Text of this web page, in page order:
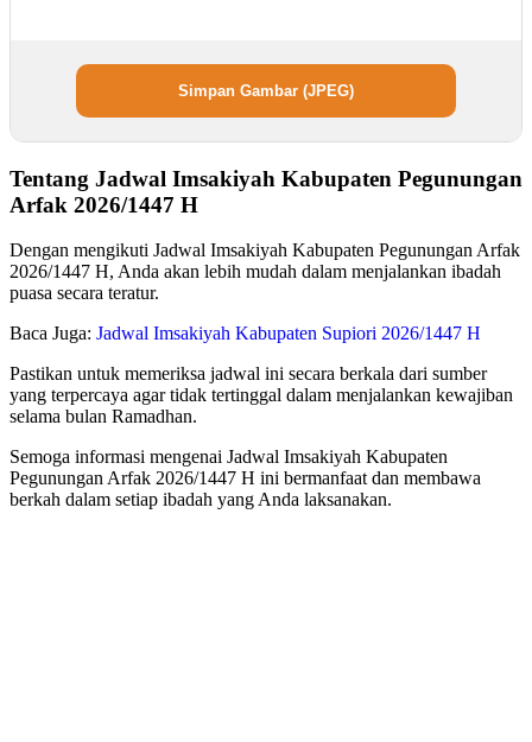
Simpan Gambar (JPEG)
Tentang Jadwal Imsakiyah Kabupaten Pegunungan
Arfak 2026/1447 H
Dengan mengikuti Jadwal Imsakiyah Kabupaten Pegunungan Arfak
2026/1447 H, Anda akan lebih mudah dalam menjalankan ibadah
puasa secara teratur.
Baca Juga: Jadwal Imsakiyah Kabupaten Supiori 2026/1447 H
Pastikan untuk memeriksa jadwal ini secara berkala dari sumber
yang terpercaya agar tidak tertinggal dalam menjalankan kewajiban
selama bulan Ramadhan.
Semoga informasi mengenai Jadwal Imsakiyah Kabupaten
Pegunungan Arfak 2026/1447 H ini bermanfaat dan membawa
berkah dalam setiap ibadah yang Anda laksanakan.